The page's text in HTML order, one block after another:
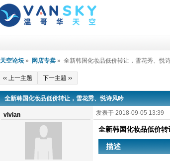
天空论坛 » 网店专卖 » 全新韩国化妆品低价转让，雪花秀、悦
‹‹ 上一主题 下一主题 ››
全新韩国化妆品低价转让，雪花秀、悦诗风吟
vivian 发表于 2018-09-05 13:39
全新韩国化妆品低价
描述